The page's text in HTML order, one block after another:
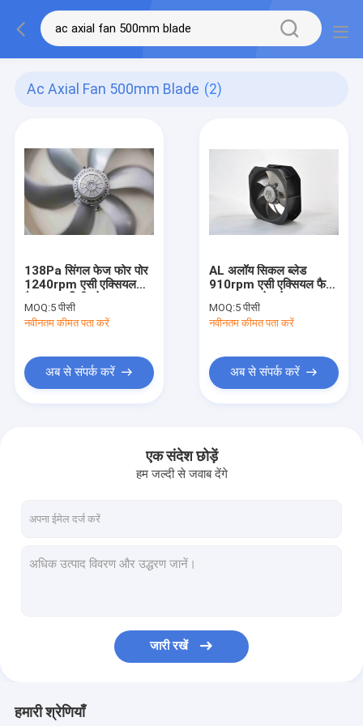
Ac Axial Fan 500mm Blade (2)
138Pa सिंगल फेज फोर पोर
1240rpm एसी एक्सियल
MOQ:5 पीसी
नवीनतम कीमत पता करें
अब से संपर्क करें
AL अलॉय सिकल ब्लेड
910rpm एसी एक्सियल फैन
MOQ:5 पीसी
नवीनतम कीमत पता करें
अब से संपर्क करें
एक संदेश छोड़ें
हम जल्दी से जवाब देंगे
जारी रखें
हमारी श्रेणियाँ